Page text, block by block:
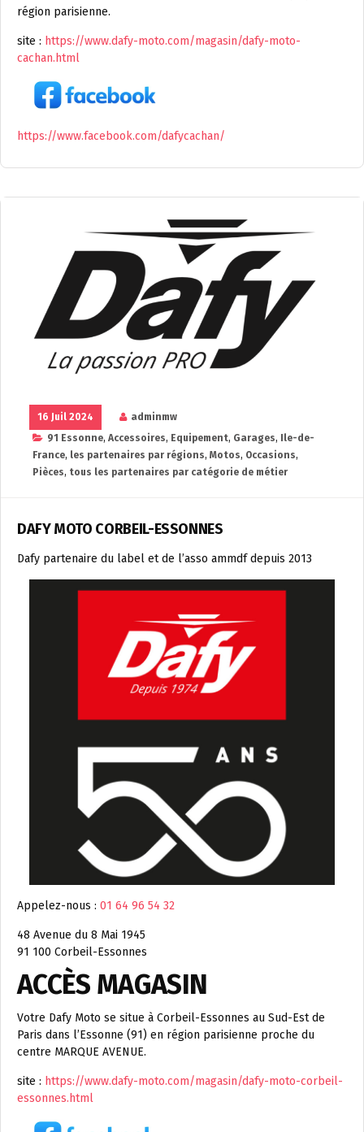
région parisienne.
site : https://www.dafy-moto.com/magasin/dafy-moto-
cachan.html
https://www.facebook.com/dafycachan/
16 Juil 2024
adminmw
91 Essonne, Accessoires, Equipement, Garages, Ile-de-
France, les partenaires par régions, Motos, Occasions,
Pièces, tous les partenaires par catégorie de métier
DAFY MOTO CORBEIL-ESSONNES
Dafy partenaire du label et de l’asso ammdf depuis 2013
Appelez-nous : 01 64 96 54 32
48 Avenue du 8 Mai 1945
91 100 Corbeil-Essonnes
ACCÈS MAGASIN
Votre Dafy Moto se situe à Corbeil-Essonnes au Sud-Est de
Paris dans l’Essonne (91) en région parisienne proche du
centre MARQUE AVENUE.
site : https://www.dafy-moto.com/magasin/dafy-moto-corbeil-
essonnes.html